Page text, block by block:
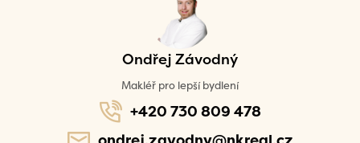
Ondřej Závodný
Makléř pro lepší bydlení
+420 730 809 478